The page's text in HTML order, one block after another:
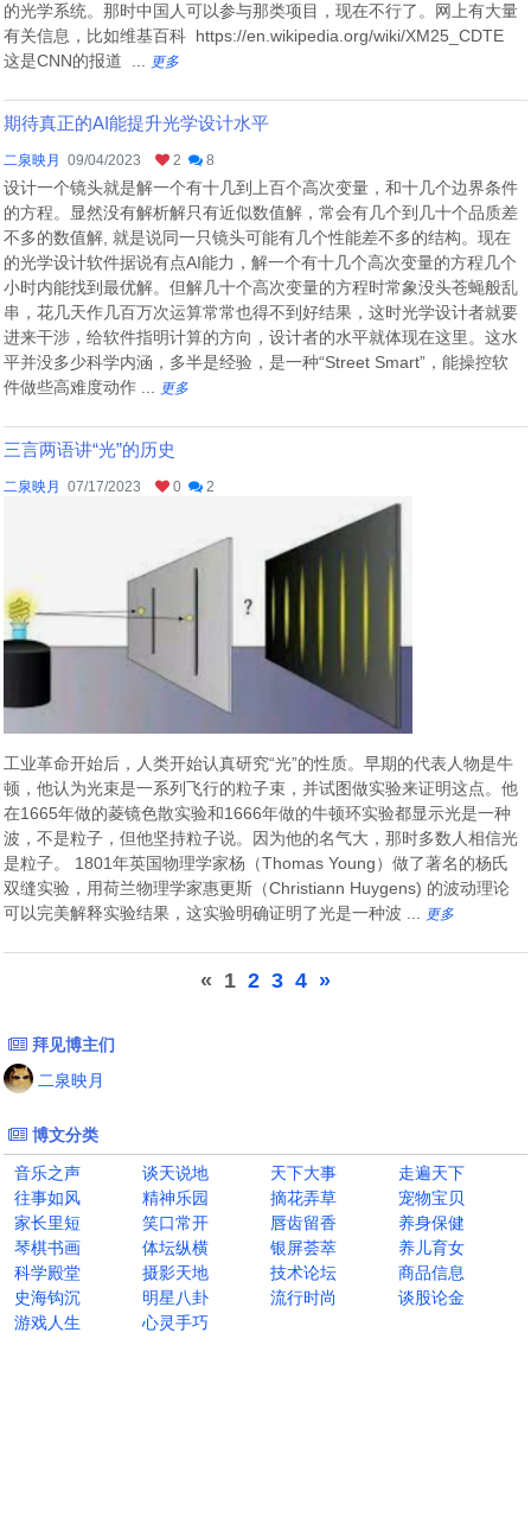
的光学系统。那时中国人可以参与那类项目，现在不行了。网上有大量
有关信息，比如维基百科 https://en.wikipedia.org/wiki/XM25_CDTE
这是CNN的报道 ...
更多
期待真正的AI能提升光学设计水平
二泉映月 09/04/2023 2 8
设计一个镜头就是解一个有十几到上百个高次变量，和十几个边界条件
的方程。显然没有解析解只有近似数值解，常会有几个到几十个品质差
不多的数值解, 就是说同一只镜头可能有几个性能差不多的结构。现在
的光学设计软件据说有点AI能力，解一个有十几个高次变量的方程几个
小时内能找到最优解。但解几十个高次变量的方程时常象没头苍蝇般乱
串，花几天作几百万次运算常常也得不到好结果，这时光学设计者就要
进来干涉，给软件指明计算的方向，设计者的水平就体现在这里。这水
平并没多少科学内涵，多半是经验，是一种“Street Smart”，能操控软
件做些高难度动作 ...
更多
三言两语讲“光”的历史
二泉映月 07/17/2023 0 2
工业革命开始后，人类开始认真研究“光”的性质。早期的代表人物是牛
顿，他认为光束是一系列飞行的粒子束，并试图做实验来证明这点。他
在1665年做的菱镜色散实验和1666年做的牛顿环实验都显示光是一种
波，不是粒子，但他坚持粒子说。因为他的名气大，那时多数人相信光
是粒子。 1801年英国物理学家杨（Thomas Young）做了著名的杨氏
双缝实验，用荷兰物理学家惠更斯（Christiann Huygens) 的波动理论
可以完美解释实验结果，这实验明确证明了光是一种波 ...
更多
« 1 2 3 4 »
拜见博主们
二泉映月
博文分类
音乐之声
谈天说地 天下大事
走遍天下
往事如风
精神乐园 摘花弄草
宠物宝贝
家长里短
笑口常开 唇齿留香
养身保健
琴棋书画
体坛纵横 银屏荟萃
养儿育女
科学殿堂
摄影天地 技术论坛
商品信息
史海钩沉
明星八卦 流行时尚
谈股论金
游戏人生
心灵手巧